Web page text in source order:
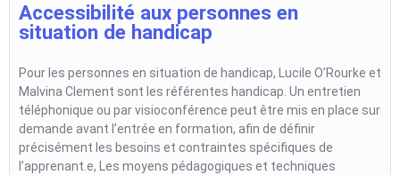
Accessibilité aux personnes en
situation de handicap
Pour les personnes en situation de handicap, Lucile O’Rourke et
Malvina Clement sont les référentes handicap. Un entretien
téléphonique ou par visioconférence peut être mis en place sur
demande avant l’entrée en formation, afin de définir
précisément les besoins et contraintes spécifiques de
l’apprenant.e, Les moyens pédagogiques et techniques